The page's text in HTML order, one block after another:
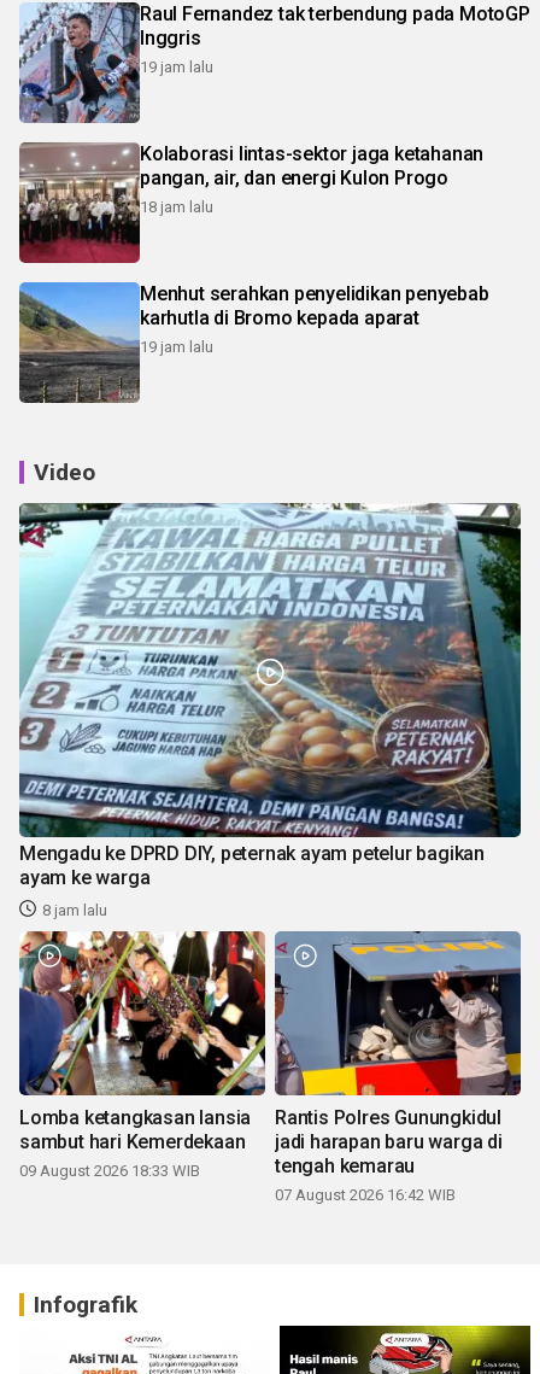
Raul Fernandez tak terbendung pada MotoGP
Inggris
19 jam lalu
Kolaborasi lintas-sektor jaga ketahanan
pangan, air, dan energi Kulon Progo
18 jam lalu
Menhut serahkan penyelidikan penyebab
karhutla di Bromo kepada aparat
19 jam lalu
Video
Mengadu ke DPRD DIY, peternak ayam petelur bagikan
ayam ke warga
8 jam lalu
Lomba ketangkasan lansia
sambut hari Kemerdekaan
09 August 2026 18:33 WIB
Rantis Polres Gunungkidul
jadi harapan baru warga di
tengah kemarau
07 August 2026 16:42 WIB
Infografik